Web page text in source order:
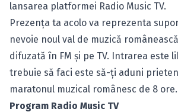
lansarea platformei Radio Music TV.
Prezenţa ta acolo va reprezenta
nevoie noul val de muzică
difuzată în FM şi pe TV. Intrarea este
trebuie să faci este să-ţi aduni
maratonul muzical românesc de 8 ore.
Program Radio Music TV